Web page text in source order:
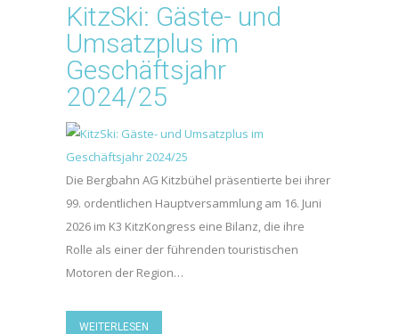
KitzSki: Gäste- und
Umsatzplus im
Geschäftsjahr
2024/25
Die Bergbahn AG Kitzbühel präsentierte bei ihrer
99. ordentlichen Hauptversammlung am 16. Juni
2026 im K3 KitzKongress eine Bilanz, die ihre
Rolle als einer der führenden touristischen
Motoren der Region…
WEITERLESEN